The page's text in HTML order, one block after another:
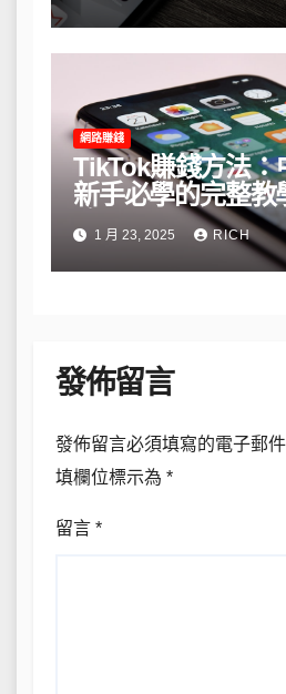
網路賺錢
TikTok賺錢方法：
新手必學的完整教
略1 月 23, 2025 RICH
發佈留言
發佈留言必須填寫的電子郵
填欄位標示為 *
留言 *